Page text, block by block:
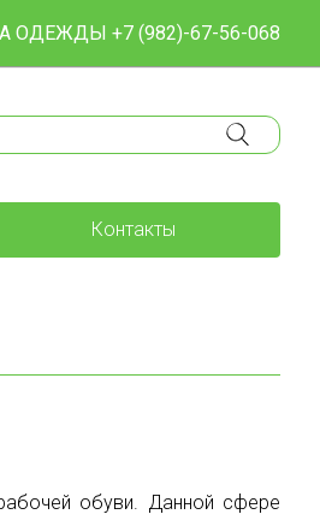
ОДЕЖДЫ +7 (982)-67-56-068
Контакты
обуви. Данной сфере